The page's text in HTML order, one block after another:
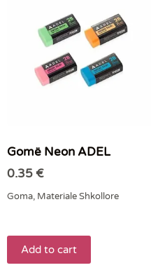
Gomë Neon ADEL
0.35€
Goma, Materiale Shkollore
Add to cart